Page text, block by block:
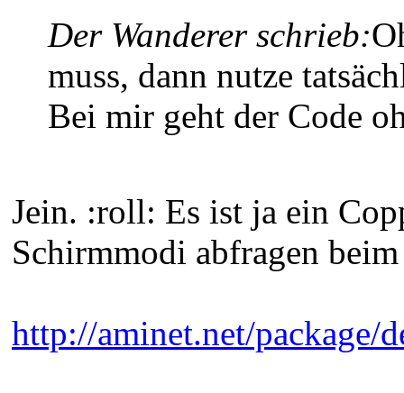
Der Wanderer schrieb:
muss, dann nutze
Bei mir geht der Code
Jein. :roll: Es ist ja ein
Schirmmodi abfragen
http://aminet.net/package/